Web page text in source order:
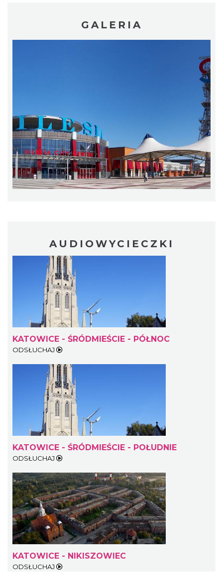
GALERIA
AUDIOWYCIECZKI
KATOWICE - ŚRÓDMIEŚCIE - PÓŁNOC
ODSŁUCHAJ
KATOWICE - ŚRÓDMIEŚCIE - POŁUDNIE
ODSŁUCHAJ
KATOWICE - NIKISZOWIEC
ODSŁUCHAJ